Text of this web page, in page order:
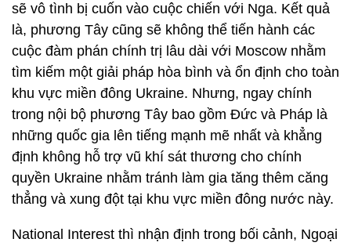
sẽ vô tình bị cuốn vào cuộc chiến với Nga. Kết quả
là, phương Tây cũng sẽ không thể tiến hành các
cuộc đàm phán chính trị lâu dài với Moscow nhằm
tìm kiếm một giải pháp hòa bình và ổn định cho toàn
khu vực miền đông Ukraine. Nhưng, ngay chính
trong nội bộ phương Tây bao gồm Đức và Pháp là
những quốc gia lên tiếng mạnh mẽ nhất và khẳng
định không hỗ trợ vũ khí sát thương cho chính
quyền Ukraine nhằm tránh làm gia tăng thêm căng
thẳng và xung đột tại khu vực miền đông nước này.
National Interest thì nhận định trong bối cảnh, Ngoại